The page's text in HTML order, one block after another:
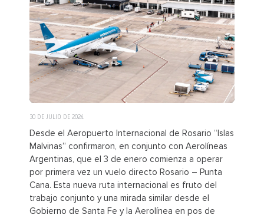
30 DE JULIO DE 2024
Desde el Aeropuerto Internacional de Rosario “Islas
Malvinas” confirmaron, en conjunto con Aerolíneas
Argentinas, que el 3 de enero comienza a operar
por primera vez un vuelo directo Rosario – Punta
Cana. Esta nueva ruta internacional es fruto del
trabajo conjunto y una mirada similar desde el
Gobierno de Santa Fe y la Aerolínea en pos de